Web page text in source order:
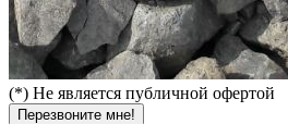
(*) Не является публичной офертой
Перезвоните мне!